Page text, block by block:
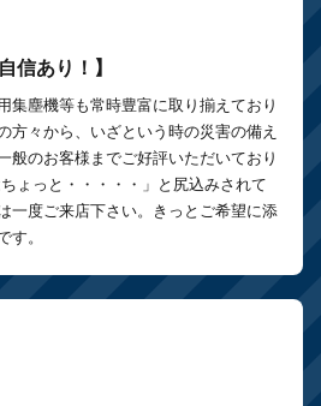
信あり！】
集塵機等も常時豊富に取り揃えており
方々から、いざという時の災害の備え
般のお客様までご好評いただいており
ょっと・・・・・」と尻込みされて
一度ご来店下さい。きっとご希望に添
す。